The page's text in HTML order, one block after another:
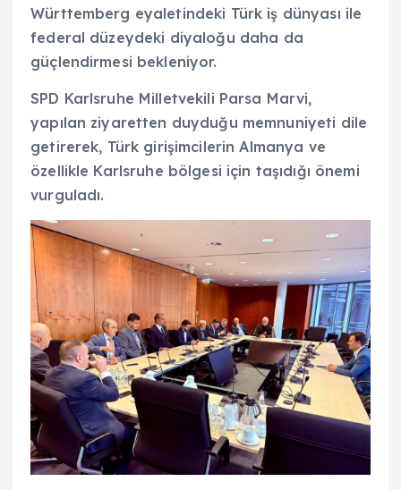
Württemberg eyaletindeki Türk iş dünyası ile
federal düzeydeki diyaloğu daha da
güçlendirmesi bekleniyor.
SPD Karlsruhe Milletvekili Parsa Marvi,
yapılan ziyaretten duyduğu memnuniyeti dile
getirerek, Türk girişimcilerin Almanya ve
özellikle Karlsruhe bölgesi için taşıdığı önemi
vurguladı.